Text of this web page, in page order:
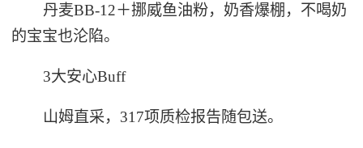
丹麦BB-12＋挪威鱼油粉，奶香爆棚，不喝奶
的宝宝也沦陷。
3大安心Buff
山姆直采，317项质检报告随包送。